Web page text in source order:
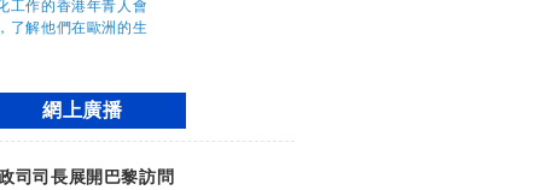
網上廣播
司司長展開巴黎訪問